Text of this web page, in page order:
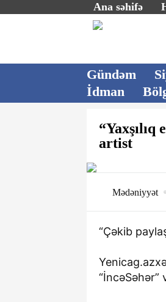
Ana səhifə
Gündəm
İdman
artist
Mədəniyyət
“Çəkib
“İncəSəhər”